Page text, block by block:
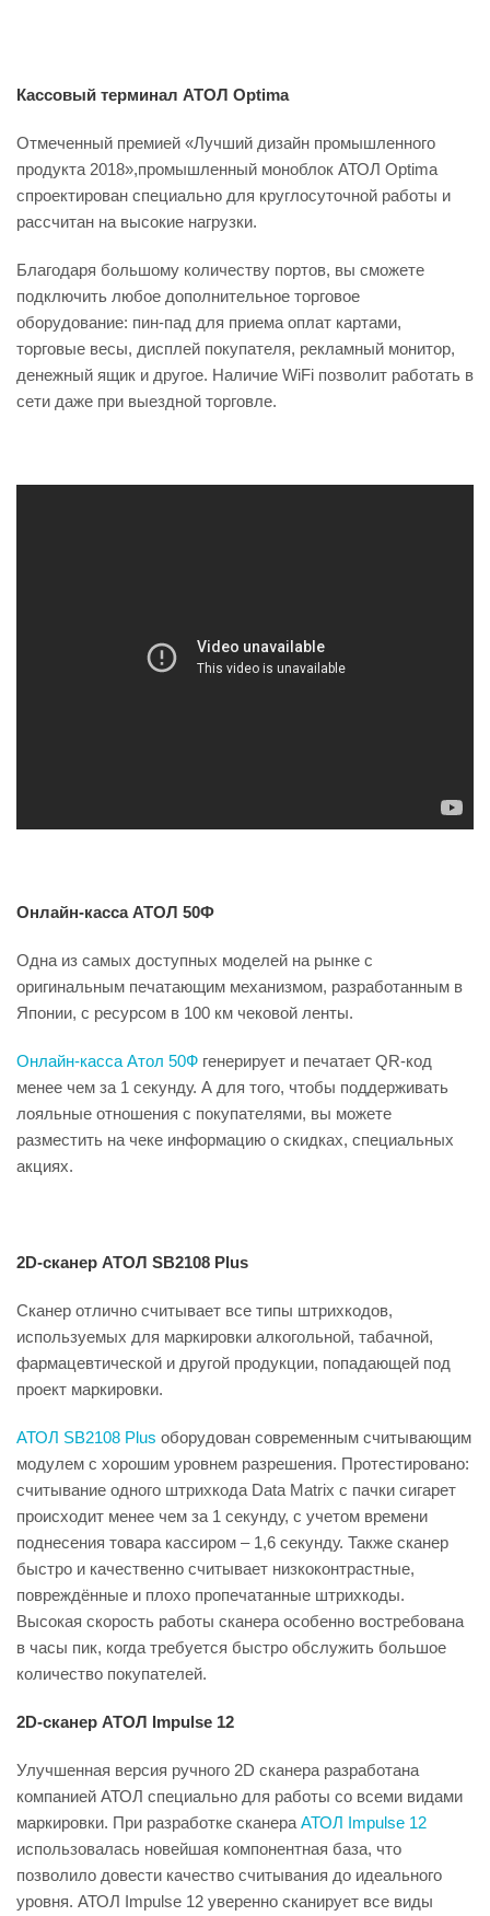
Кассовый терминал АТОЛ Optima
Отмеченный премией «Лучший дизайн промышленного
продукта 2018»,промышленный моноблок АТОЛ Optima
спроектирован специально для круглосуточной работы и
рассчитан на высокие нагрузки.
Благодаря большому количеству портов, вы сможете
подключить любое дополнительное торговое
оборудование: пин-пад для приема оплат картами,
торговые весы, дисплей покупателя, рекламный монитор,
денежный ящик и другое. Наличие WiFi позволит работать в
сети даже при выездной торговле.
Онлайн-касса АТОЛ 50Ф
Одна из самых доступных моделей на рынке с
оригинальным печатающим механизмом, разработанным в
Японии, с ресурсом в 100 км чековой ленты.
Онлайн-касса Атол 50Ф генерирует и печатает QR-код
менее чем за 1 секунду. А для того, чтобы поддерживать
лояльные отношения с покупателями, вы можете
разместить на чеке информацию о скидках, специальных
акциях.
2D-сканер АТОЛ SB2108 Plus
Сканер отлично считывает все типы штрихкодов,
используемых для маркировки алкогольной, табачной,
фармацевтической и другой продукции, попадающей под
проект маркировки.
АТОЛ SB2108 Plus оборудован современным считывающим
модулем с хорошим уровнем разрешения. Протестировано:
считывание одного штрихкода Data Matrix с пачки сигарет
происходит менее чем за 1 секунду, с учетом времени
поднесения товара кассиром – 1,6 секунду. Также сканер
быстро и качественно считывает низкоконтрастные,
повреждённые и плохо пропечатанные штрихкоды.
Высокая скорость работы сканера особенно востребована
в часы пик, когда требуется быстро обслужить большое
количество покупателей.
2D-сканер АТОЛ Impulse 12
Улучшенная версия ручного 2D сканера разработана
компанией АТОЛ специально для работы со всеми видами
маркировки. При разработке сканера АТОЛ Impulse 12
использовалась новейшая компонентная база, что
позволило довести качество считывания до идеального
уровня. АТОЛ Impulse 12 уверенно сканирует все виды